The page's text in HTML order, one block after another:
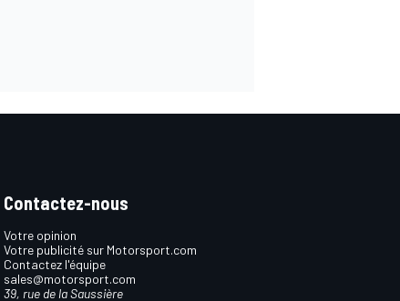
Contactez-nous
Votre opinion
Votre publicité sur Motorsport.com
Contactez l'équipe
sales@motorsport.com
39, rue de la Saussière